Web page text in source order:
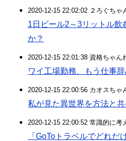
2020-12-15 22:02:02 ２ろぐちゃ
1日ビール2～3リットル
か？
2020-12-15 22:01:38 資格ちゃん
ワイ工場勤務、もう仕事
2020-12-15 22:00:56 カオスちゃ
私が見た異世界を方法と共
2020-12-15 22:00:52 常識的に考
「GoToトラベルでどれ